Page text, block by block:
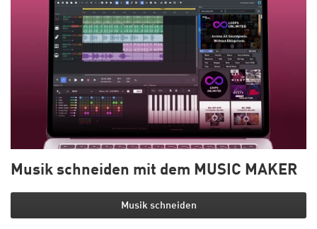
Musik schneiden mit dem MUSIC MAKER
Musik schneiden